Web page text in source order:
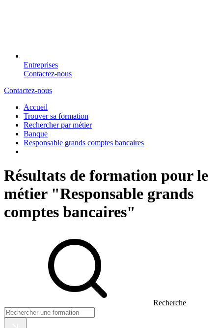
Entreprises
Contactez-nous
Contactez-nous
Accueil
Trouver sa formation
Rechercher par métier
Banque
Responsable grands comptes bancaires
Résultats de formation pour le
métier "Responsable grands
comptes bancaires"
Recherche